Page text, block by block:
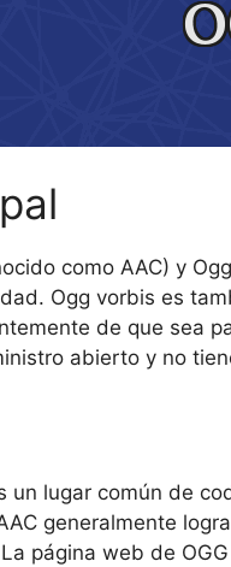
como AAC) y
Ogg vorbis es
de que sea
abierto y no
un lugar común de
generalmente
página web de